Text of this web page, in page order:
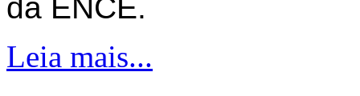
da ENCE.
Leia mais...